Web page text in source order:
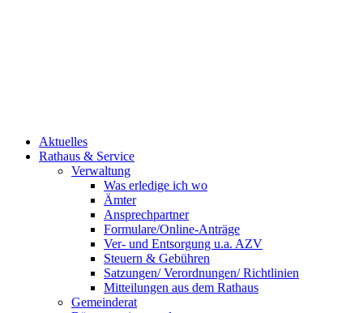
Aktuelles
Rathaus & Service
Verwaltung
Was erledige ich wo
Ämter
Ansprechpartner
Formulare/Online-Anträge
Ver- und Entsorgung u.a. AZV
Steuern & Gebühren
Satzungen/ Verordnungen/ Richtlinien
Mitteilungen aus dem Rathaus
Gemeinderat